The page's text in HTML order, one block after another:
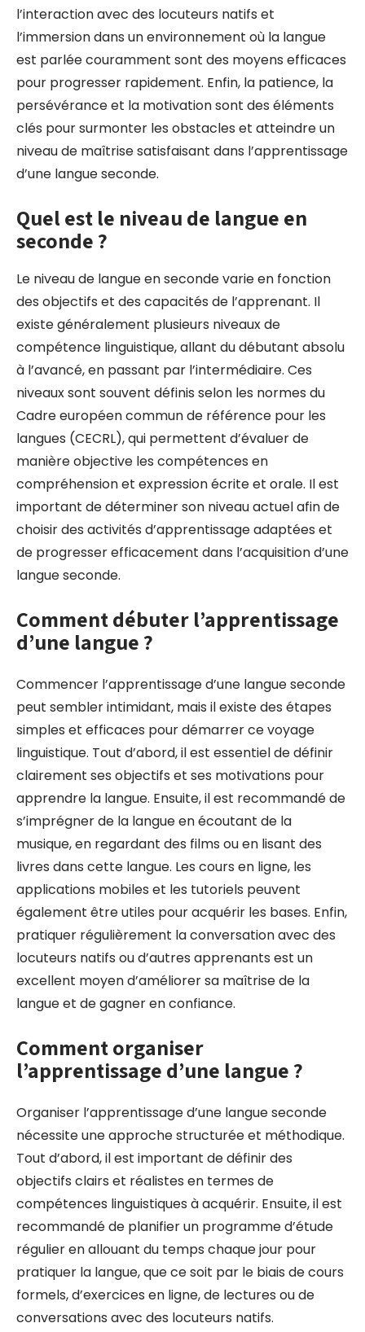
l’interaction avec des locuteurs natifs et
l’immersion dans un environnement où la langue
est parlée couramment sont des moyens efficaces
pour progresser rapidement. Enfin, la patience, la
persévérance et la motivation sont des éléments
clés pour surmonter les obstacles et atteindre un
niveau de maîtrise satisfaisant dans l’apprentissage
d’une langue seconde.
Quel est le niveau de langue en
seconde ?
Le niveau de langue en seconde varie en fonction
des objectifs et des capacités de l’apprenant. Il
existe généralement plusieurs niveaux de
compétence linguistique, allant du débutant absolu
à l’avancé, en passant par l’intermédiaire. Ces
niveaux sont souvent définis selon les normes du
Cadre européen commun de référence pour les
langues (CECRL), qui permettent d’évaluer de
manière objective les compétences en
compréhension et expression écrite et orale. Il est
important de déterminer son niveau actuel afin de
choisir des activités d’apprentissage adaptées et
de progresser efficacement dans l’acquisition d’une
langue seconde.
Comment débuter l’apprentissage
d’une langue ?
Commencer l’apprentissage d’une langue seconde
peut sembler intimidant, mais il existe des étapes
simples et efficaces pour démarrer ce voyage
linguistique. Tout d’abord, il est essentiel de définir
clairement ses objectifs et ses motivations pour
apprendre la langue. Ensuite, il est recommandé de
s’imprégner de la langue en écoutant de la
musique, en regardant des films ou en lisant des
livres dans cette langue. Les cours en ligne, les
applications mobiles et les tutoriels peuvent
également être utiles pour acquérir les bases. Enfin,
pratiquer régulièrement la conversation avec des
locuteurs natifs ou d’autres apprenants est un
excellent moyen d’améliorer sa maîtrise de la
langue et de gagner en confiance.
Comment organiser
l’apprentissage d’une langue ?
Organiser l’apprentissage d’une langue seconde
nécessite une approche structurée et méthodique.
Tout d’abord, il est important de définir des
objectifs clairs et réalistes en termes de
compétences linguistiques à acquérir. Ensuite, il est
recommandé de planifier un programme d’étude
régulier en allouant du temps chaque jour pour
pratiquer la langue, que ce soit par le biais de cours
formels, d’exercices en ligne, de lectures ou de
conversations avec des locuteurs natifs.